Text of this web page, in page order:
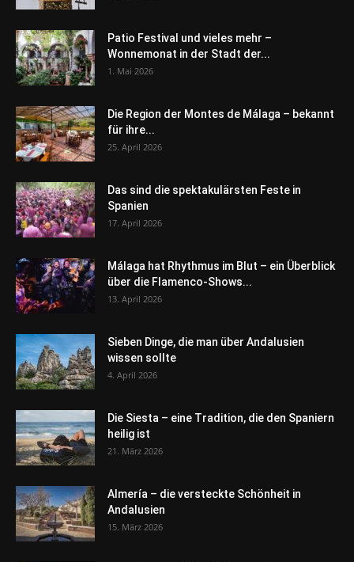
Patio Festival und vieles mehr –
Wonnemonat in der Stadt der...
1. Mai 2026
Die Region der Montes de Málaga – bekannt
für ihre...
25. April 2026
Das sind die spektakulärsten Feste in
Spanien
17. April 2026
Málaga hat Rhythmus im Blut – ein Überblick
über die Flamenco-Shows...
13. April 2026
Sieben Dinge, die man über Andalusien
wissen sollte
4. April 2026
Die Siesta – eine Tradition, die den Spaniern
heilig ist
21. März 2026
Almería – die versteckte Schönheit in
Andalusien
15. März 2026